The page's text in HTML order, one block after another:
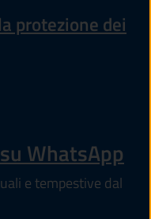
protezione dei
WhatsApp
e tempestive dal